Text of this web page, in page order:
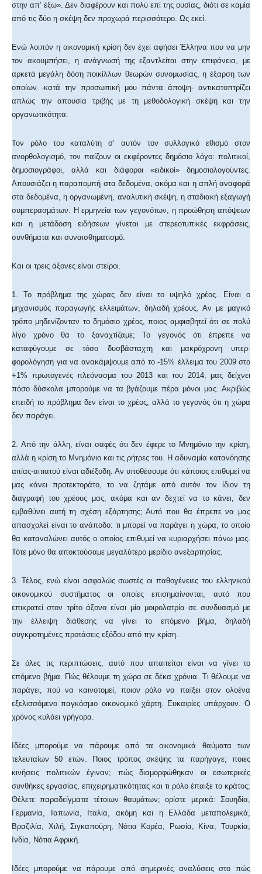
στην απ’ έξω». Δεν διαφέρουν και πολύ επί της ουσίας, διότι σε καμία
από τις δύο η σκέψη δεν προχωρά περισσότερο. Ως εκεί.
Ενώ λοιπόν η οικονομική κρίση δεν έχει αφήσει Έλληνα που να μην
τον ακουμπήσει, η ανάγνωσή της εξαντλείται στην επιφάνεια, με
αρκετά μεγάλη δόση ποικίλλων θεωρών συνομωσίας, η έξαρση των
οποίων -κατά την προσωπική μου πάντα άποψη- αντικατοπτρίζει
απλώς την απουσία τριβής με τη μεθοδολογική σκέψη και την
οργανωτικότητα.
Τον ρόλο του καταλύτη σ’ αυτόν τον συλλογικό εθισμό στον
ανορθολογισμό, τον παίζουν οι εκφέροντες δημόσιο λόγο: πολιτικοί,
δημοσιογράφοι, αλλά και διάφοροι «ειδικοί» δημοσιολογούντες.
Απουσιάζει η παραπομπή στα δεδομένα, ακόμα και η απλή αναφορά
στα δεδομένα, η οργανωμένη, αναλυτική σκέψη, η σταδιακή εξαγωγή
συμπερασμάτων. Η ερμηνεία των γεγονότων, η προώθηση απόψεων
και η μετάδοση ειδήσεων γίνεται με στερεοτυπικές εκφράσεις,
συνθήματα και συναισθηματισμό.
Και οι τρεις άξονες είναι στείροι.
1. Το πρόβλημα της χώρας δεν είναι το υψηλό χρέος. Είναι ο
μηχανισμός παραγωγής ελλειμάτων, δηλαδή χρέους. Αν με μαγικό
τρόπο μηδενίζονταν το δημόσιο χρέος, ποιος αμφισβητεί ότι σε πολύ
λίγο χρόνο θα το ξαναχτίζαμε; Το γεγονός ότι έπρεπε να
καταφύγουμε σε τόσο δυσβάσταχτη και μακρόχρονη υπερ-
φορολόγηση για να ανακάμψουμε από το -15% έλλειμα του 2009 στο
+1% πρωτογενές πλεόνασμα του 2013 και του 2014, μας δείχνει
πόσο δύσκολα μπορούμε να τα βγάζουμε πέρα μόνοι μας. Ακριβώς
επειδή το πρόβλημα δεν είναι το χρέος, αλλά το γεγονός ότι η χώρα
δεν παράγει.
2. Από την άλλη, είναι σαφές ότι δεν έφερε το Μνημόνιο την κρίση,
αλλά η κρίση το Μνημόνιο και τις ρήτρες του. Η αδυναμία κατανόησης
αιτίας-αιτιατού είναι αδιέξοδη. Αν υποθέσουμε ότι κάποιος επιθυμεί να
μας κάνει προτεκτοράτο, το να ζητάμε από αυτόν τον ίδιον τη
διαγραφή του χρέους μας, ακόμα και αν δεχτεί να το κάνει, δεν
εμβαθύνει αυτή τη σχέση εξάρτησης; Αυτό που θα έπρεπε να μας
απασχολεί είναι το ανάποδο: τι μπορεί να παράγει η χώρα, το οποίο
θα καταναλώνει αυτός ο οποίος επιθυμεί να κυριαρχήσει πάνω μας.
Τότε μόνο θα αποκτούσαμε μεγαλύτερο μερίδιο ανεξαρτησίας.
3. Τέλος, ενώ είναι ασφαλώς σωστές οι παθογένειες του ελληνικού
οικονομικού συστήματος οι οποίες επισημαίνονται, αυτό που
επικρατεί στον τρίτο άξονα είναι μία μοιρολατρία σε συνδυασμό με
την έλλειψη διάθεσης να γίνει το επόμενο βήμα, δηλαδή
συγκροτημένες προτάσεις εξόδου από την κρίση.
Σε όλες τις περιπτώσεις, αυτό που απαιτείται είναι να γίνει το
επόμενο βήμα. Πώς θέλουμε τη χώρα σε δέκα χρόνια. Τι θέλουμε να
παράγει, πού να καινοτομεί, ποιον ρόλο να παίξει στον ολοένα
εξελισσόμενο παγκόσμιο οικονομικό χάρτη. Ευκαιρίες υπάρχουν. Ο
χρόνος κυλάει γρήγορα.
Ιδέες μπορούμε να πάρουμε από τα οικονομικά θαύματα των
τελευταίων 50 ετών. Ποιος τρόπος σκέψης τα παρήγαγε; ποιες
κινήσεις πολιτικών έγιναν; πώς διαμορφώθηκαν οι εσωτερικές
συνθήκες εργασίας, επιχειρηματικότητας και τι ρόλο έπαιξε το κράτος;
Θέλετε παραδείγματα τέτοιων θαυμάτων; ορίστε μερικά: Σουηδία,
Γερμανία, Ιαπωνία, Ιταλία, ακόμη και η Ελλάδα μεταπολεμικά,
Βραζιλία, Χιλή, Σιγκαπούρη, Νότια Κορέα, Ρωσία, Κίνα, Τουρκία,
Ινδία, Νότια Αφρική.
Ιδέες μπορούμε να πάρουμε από σημερινές αναλύσεις στο πώς